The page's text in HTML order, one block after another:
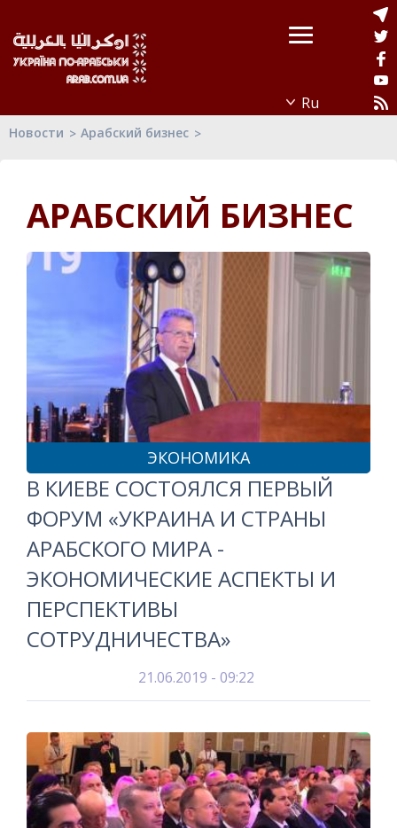
Новости Арабский бизнес
АРАБСКИЙ БИЗНЕС
ЭКОНОМИКА
В КИЕВЕ СОСТОЯЛСЯ ПЕРВЫЙ
ФОРУМ «УКРАИНА И СТРАНЫ
АРАБСКОГО МИРА -
ЭКОНОМИЧЕСКИЕ АСПЕКТЫ И
ПЕРСПЕКТИВЫ
СОТРУДНИЧЕСТВА»
21.06.2019 - 09:22